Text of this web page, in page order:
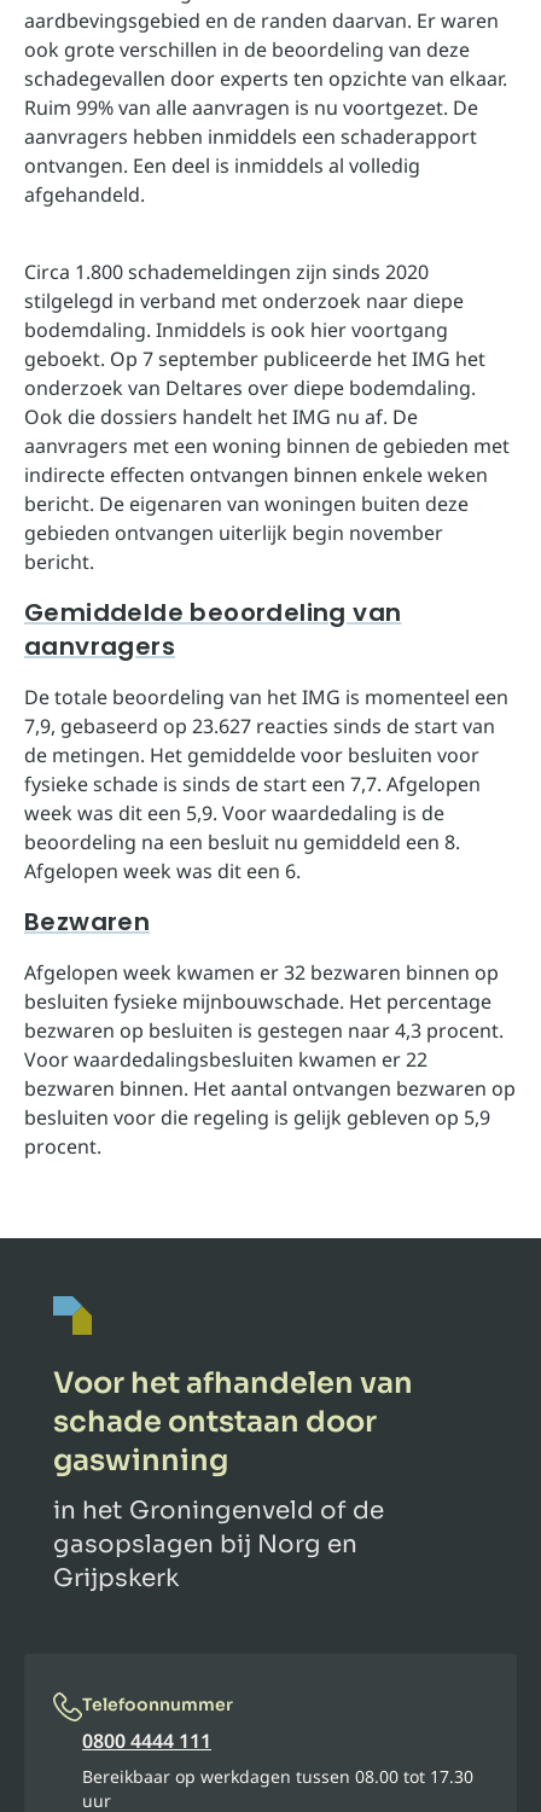
aardbevingsgebied en de randen daarvan. Er waren
ook grote verschillen in de beoordeling van deze
schadegevallen door experts ten opzichte van elkaar.
Ruim 99% van alle aanvragen is nu voortgezet. De
aanvragers hebben inmiddels een schaderapport
ontvangen. Een deel is inmiddels al volledig
afgehandeld.
Circa 1.800 schademeldingen zijn sinds 2020
stilgelegd in verband met onderzoek naar diepe
bodemdaling. Inmiddels is ook hier voortgang
geboekt. Op 7 september publiceerde het IMG het
onderzoek van Deltares over diepe bodemdaling.
Ook die dossiers handelt het IMG nu af. De
aanvragers met een woning binnen de gebieden met
indirecte effecten ontvangen binnen enkele weken
bericht. De eigenaren van woningen buiten deze
gebieden ontvangen uiterlijk begin november
bericht.
Gemiddelde beoordeling van
aanvragers
De totale beoordeling van het IMG is momenteel een
7,9, gebaseerd op 23.627 reacties sinds de start van
de metingen. Het gemiddelde voor besluiten voor
fysieke schade is sinds de start een 7,7. Afgelopen
week was dit een 5,9. Voor waardedaling is de
beoordeling na een besluit nu gemiddeld een 8.
Afgelopen week was dit een 6.
Bezwaren
Afgelopen week kwamen er 32 bezwaren binnen op
besluiten fysieke mijnbouwschade. Het percentage
bezwaren op besluiten is gestegen naar 4,3 procent.
Voor waardedalingsbesluiten kwamen er 22
bezwaren binnen. Het aantal ontvangen bezwaren op
besluiten voor die regeling is gelijk gebleven op 5,9
procent.
Voor het afhandelen van
schade ontstaan door
gaswinning
in het Groningenveld of de
gasopslagen bij Norg en
Grijpskerk
Telefoonnummer
0800 4444 111
Bereikbaar op werkdagen tussen 08.00 tot 17.30
uur